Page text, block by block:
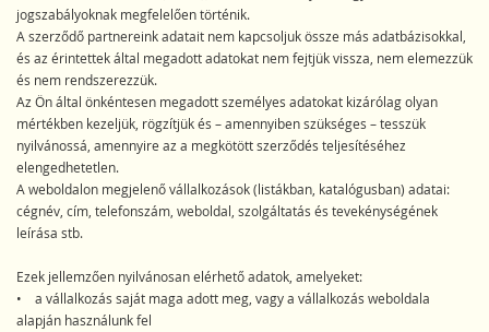
jogszabályoknak megfelelően történik.
A szerződő partnereink adatait nem kapcsoljuk össze más adatbázisokkal,
és az érintettek által megadott adatokat nem fejtjük vissza, nem elemezzük
és nem rendszerezzük.
Az Ön által önkéntesen megadott személyes adatokat kizárólag olyan
mértékben kezeljük, rögzítjük és – amennyiben szükséges – tesszük
nyilvánossá, amennyire az a megkötött szerződés teljesítéséhez
elengedhetetlen.
A weboldalon megjelenő vállalkozások (listákban, katalógusban) adatai:
cégnév, cím, telefonszám, weboldal, szolgáltatás és tevekénységének
leírása stb.
Ezek jellemzően nyilvánosan elérhető adatok, amelyeket:
• a vállalkozás saját maga adott meg, vagy a vállalkozás weboldala
alapján használunk fel